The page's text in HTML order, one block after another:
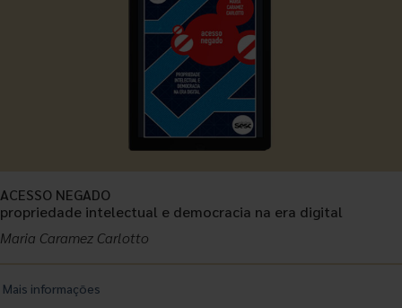
ACESSO NEGADO
propriedade intelectual e democracia na era digital
Maria Caramez Carlotto
Mais informações